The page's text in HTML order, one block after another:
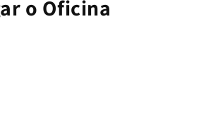
o Oficina